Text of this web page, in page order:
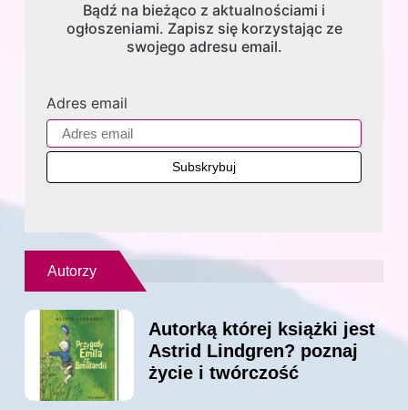
Bądź na bieżąco z aktualnościami i
ogłoszeniami. Zapisz się korzystając ze
swojego adresu email.
Adres email
Autorzy
Autorką której książki jest
Astrid Lindgren? poznaj
życie i twórczość